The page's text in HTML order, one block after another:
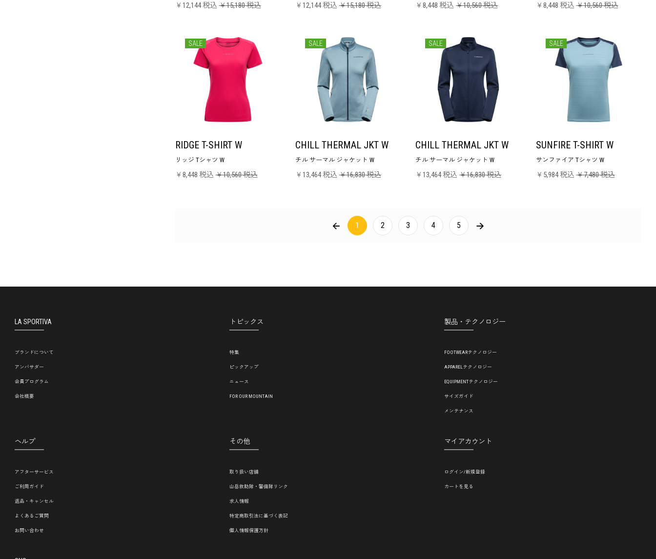
￥12,144 税込 ￥15,180 税込 ￥12,144 税込 ￥15,180 税込 ￥8,448 税込 ￥10,560 税込 ￥8,448 税込 ￥10,560 税込
SALE
RIDGE T-SHIRT W
リッジ Tシャツ W
￥8,448 税込 ￥10,560 税込
SALE
CHILL THERMAL JKT W
チル サーマル ジャケット W
￥13,464 税込 ￥16,830 税込
SALE
CHILL THERMAL JKT W
チル サーマル ジャケット W
￥13,464 税込 ￥16,830 税込
SALE
SUNFIRE T-SHIRT W
サンファイア Tシャツ W
￥5,984 税込 ￥7,480 税込
PREVIOUS
1 2 3 4 5
LA SPORTIVA
ブランドについて
アンバサダー
会員プログラム
会社概要
トピックス
特集
ピックアップ
ニュース
FOR OUR MOUNTAIN
製品・テクノロジー
FOOTWEARテクノロジー
APPARELテクノロジー
EQUIPMENTテクノロジー
サイズガイド
メンテナンス
ヘルプ
アフターサービス
ご利用ガイド
返品・キャンセル
よくあるご質問
お問い合わせ
その他
取り扱い店舗
山岳救助隊・警備隊リンク
求人情報
特定商取引法に基づく表記
個人情報保護方針
マイアカウント
ログイン/新規登録
カートを見る